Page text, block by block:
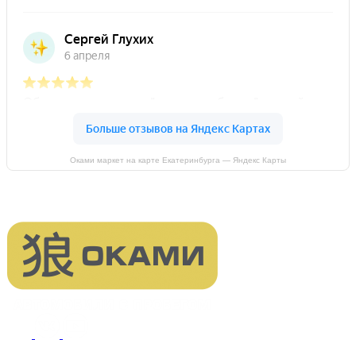
Оками маркет на карте Екатеринбурга — Яндекс Карты